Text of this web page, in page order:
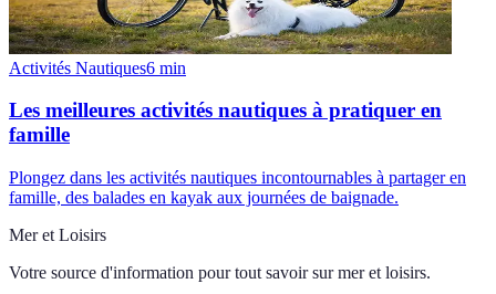
Activités Nautiques6 min
Les meilleures activités nautiques à pratiquer en
famille
Plongez dans les activités nautiques incontournables à partager en
famille, des balades en kayak aux journées de baignade.
Mer et Loisirs
Votre source d'information pour tout savoir sur mer et loisirs.